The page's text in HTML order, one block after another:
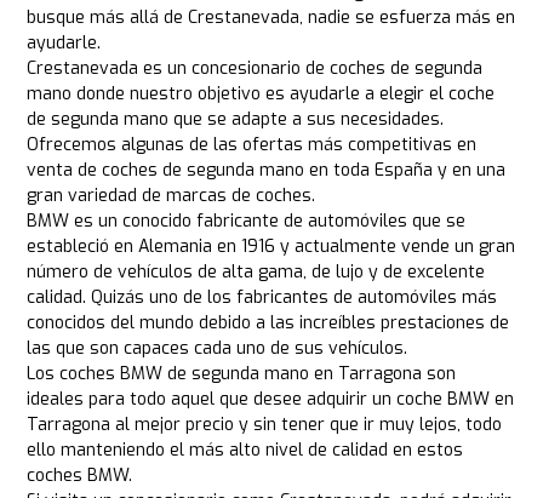
busque más allá de Crestanevada, nadie se esfuerza más en
ayudarle.
Crestanevada es un concesionario de coches de segunda
mano donde nuestro objetivo es ayudarle a elegir el coche
de segunda mano que se adapte a sus necesidades.
Ofrecemos algunas de las ofertas más competitivas en
venta de coches de segunda mano en toda España y en una
gran variedad de marcas de coches.
BMW es un conocido fabricante de automóviles que se
estableció en Alemania en 1916 y actualmente vende un gran
número de vehículos de alta gama, de lujo y de excelente
calidad. Quizás uno de los fabricantes de automóviles más
conocidos del mundo debido a las increíbles prestaciones de
las que son capaces cada uno de sus vehículos.
Los coches BMW de segunda mano en Tarragona son
ideales para todo aquel que desee adquirir un coche BMW en
Tarragona al mejor precio y sin tener que ir muy lejos, todo
ello manteniendo el más alto nivel de calidad en estos
coches BMW.